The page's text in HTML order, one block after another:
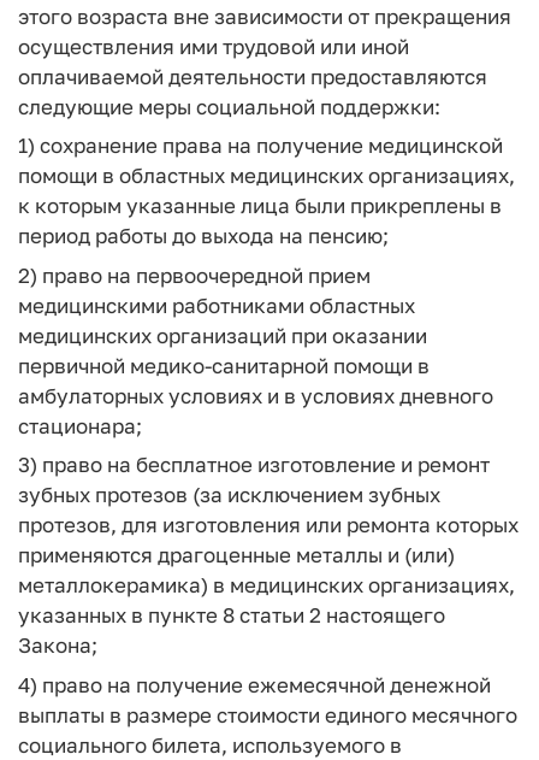
этого возраста вне зависимости от прекращения
осуществления ими трудовой или иной
оплачиваемой деятельности предоставляются
следующие меры социальной поддержки:
1) сохранение права на получение медицинской
помощи в областных медицинских организациях,
к которым указанные лица были прикреплены в
период работы до выхода на пенсию;
2) право на первоочередной прием
медицинскими работниками областных
медицинских организаций при оказании
первичной медико-санитарной помощи в
амбулаторных условиях и в условиях дневного
стационара;
3) право на бесплатное изготовление и ремонт
зубных протезов (за исключением зубных
протезов, для изготовления или ремонта которых
применяются драгоценные металлы и (или)
металлокерамика) в медицинских организациях,
указанных в пункте 8 статьи 2 настоящего
Закона;
4) право на получение ежемесячной денежной
выплаты в размере стоимости единого месячного
социального билета, используемого в